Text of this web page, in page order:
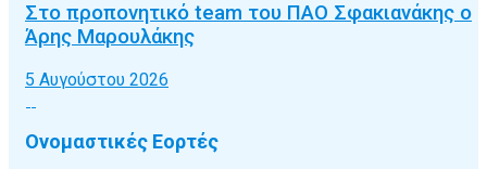
Στο προπονητικό team του ΠΑΟ Σφακιανάκης ο
Άρης Μαρουλάκης
5 Αυγούστου 2026
Ονομαστικές Εορτές